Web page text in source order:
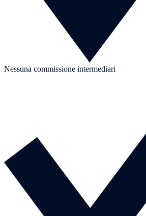
Nessuna commissione intermediari